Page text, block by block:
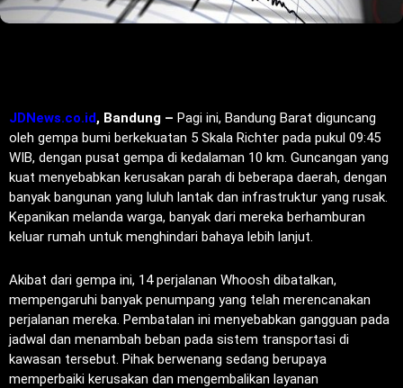
JDNews.co.id, Bandung – Pagi ini, Bandung Barat diguncang
oleh gempa bumi berkekuatan 5 Skala Richter pada pukul 09:45
WIB, dengan pusat gempa di kedalaman 10 km. Guncangan yang
kuat menyebabkan kerusakan parah di beberapa daerah, dengan
banyak bangunan yang luluh lantak dan infrastruktur yang rusak.
Kepanikan melanda warga, banyak dari mereka berhamburan
keluar rumah untuk menghindari bahaya lebih lanjut.
Akibat dari gempa ini, 14 perjalanan Whoosh dibatalkan,
mempengaruhi banyak penumpang yang telah merencanakan
perjalanan mereka. Pembatalan ini menyebabkan gangguan pada
jadwal dan menambah beban pada sistem transportasi di
kawasan tersebut. Pihak berwenang sedang berupaya
memperbaiki kerusakan dan mengembalikan layanan